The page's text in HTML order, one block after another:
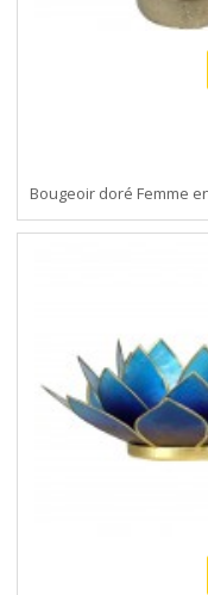
Bougeoir doré Femme